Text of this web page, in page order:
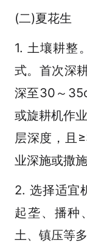
(二)夏花生
1. 土壤耕整
式。首次深
深至30～
或旋耕机作
层深度，且
业深施或撒
2. 选择适宜
起垄、播种
土、镇压等